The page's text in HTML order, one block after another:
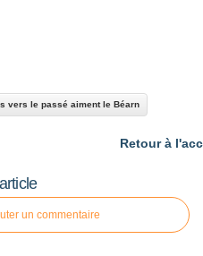
vers le passé aiment le Béarn
Retour à
un commentaire